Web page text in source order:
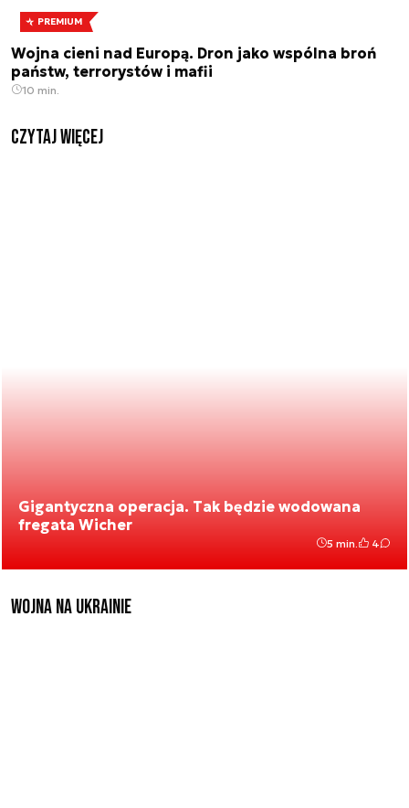
PREMIUM
Wojna cieni nad Europą. Dron jako wspólna broń
państw, terrorystów i mafii
10 min.
czytaj więcej
Gigantyczna operacja. Tak będzie wodowana
fregata Wicher
5 min. 4
Wojna na Ukrainie